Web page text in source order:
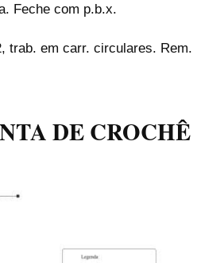
Feche com p.b.x.
trab. em carr. circulares. Rem.
DE CROCHÊ